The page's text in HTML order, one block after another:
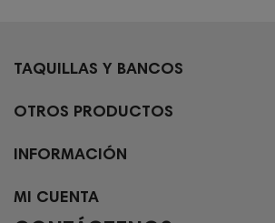
TAQUILLAS Y BANCOS
OTROS PRODUCTOS
INFORMACIÓN
MI CUENTA